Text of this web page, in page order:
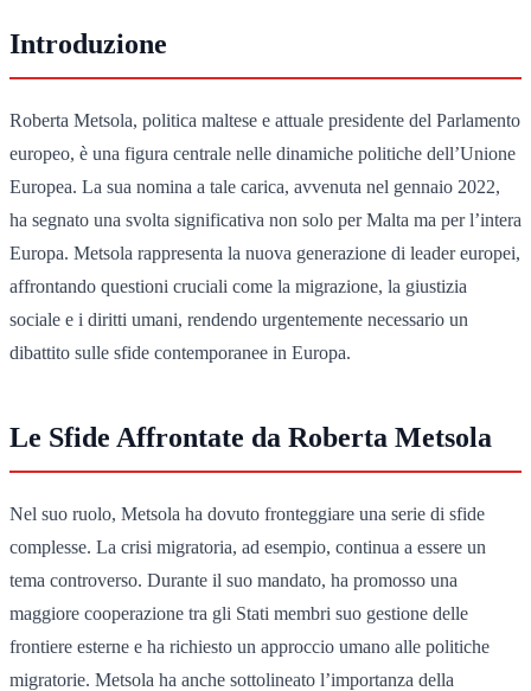
Introduzione
Roberta Metsola, politica maltese e attuale presidente del Parlamento
europeo, è una figura centrale nelle dinamiche politiche dell’Unione
Europea. La sua nomina a tale carica, avvenuta nel gennaio 2022,
ha segnato una svolta significativa non solo per Malta ma per l’intera
Europa. Metsola rappresenta la nuova generazione di leader europei,
affrontando questioni cruciali come la migrazione, la giustizia
sociale e i diritti umani, rendendo urgentemente necessario un
dibattito sulle sfide contemporanee in Europa.
Le Sfide Affrontate da Roberta Metsola
Nel suo ruolo, Metsola ha dovuto fronteggiare una serie di sfide
complesse. La crisi migratoria, ad esempio, continua a essere un
tema controverso. Durante il suo mandato, ha promosso una
maggiore cooperazione tra gli Stati membri suo gestione delle
frontiere esterne e ha richiesto un approccio umano alle politiche
migratorie. Metsola ha anche sottolineato l’importanza della